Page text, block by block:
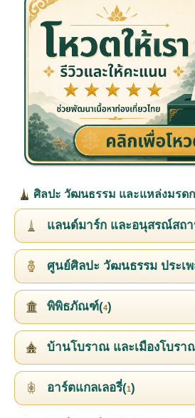
ศิลปะ วัฒนธรรม และแหล่งมรดก
แลนด์มาร์ก และอนุสรณ์สถ
ศูนย์ศิลปะ วัฒนธรรม ประเ
พิพิธภัณฑ์(4)
บ้านโบราณ และเมืองโบรา
อาร์ตแกลเลอรี่(1)